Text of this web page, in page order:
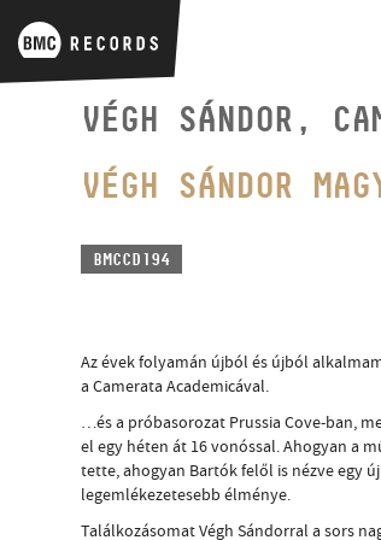
VÉGH SÁNDOR,
VÉGH SÁNDOR
BMCCD194
Az évek folyamán újból és újból
a Camerata Academicával.
…és a próbasorozat Prussia Cove-ban,
el egy héten át 16 vonóssal. Ahogyan a
tette, ahogyan Bartók felől is nézve egy
legemlékezetesebb élménye.
Találkozásomat Végh Sándorral a sors